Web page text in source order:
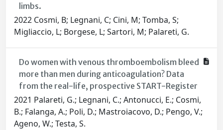
limbs.
2022 Cosmi, B; Legnani, C; Cini, M; Tomba, S;
Migliaccio, L; Borgese, L; Sartori, M; Palareti, G.
Do women with venous thromboembolism bleed
more than men during anticoagulation? Data
from the real-life, prospective START-Register
2021 Palareti, G.; Legnani, C.; Antonucci, E.; Cosmi,
B.; Falanga, A.; Poli, D.; Mastroiacovo, D.; Pengo, V.;
Ageno, W.; Testa, S.